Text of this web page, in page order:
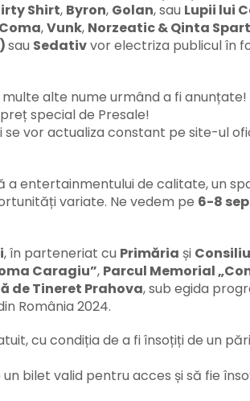
Shirt, Byron, Golan, sau Lupii lui
Coma,Vunk, Norzeatic & Qinta
sau Sedativvor electriza publicul în
alte nume urmând a fi
special de Presale!
vor actualiza constant pe site-ul
a entertainmentului de calitate, un
variate. Ne vedem pe 6-8
, în parteneriat cu Primăria și
Caragiu”, Parcul Memorial
de Tineret Prahova, sub egida
România 2024.
cu condiția de a fi însoțiți de un
un bilet valid pentru acces și să fie